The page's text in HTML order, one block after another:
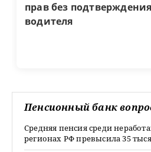
прав без
водителя
Пенсионный банк
Средняя пенсия среди
регионах РФ превысила 35